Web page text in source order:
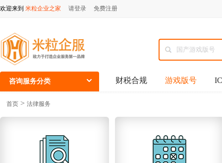
欢迎来到 米粒企业之家 请登录 免费注册
咨询服务分类 财税合规 游戏版号
首页 > 法律服务